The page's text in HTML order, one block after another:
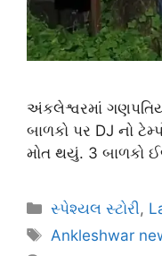
અંકલેશ્વરમાં
બાળકો પર DJ નો
મોત થયું. 3 બાળકો
સ્પેશ્યલ સ્ટોરી,
Ankleshwar